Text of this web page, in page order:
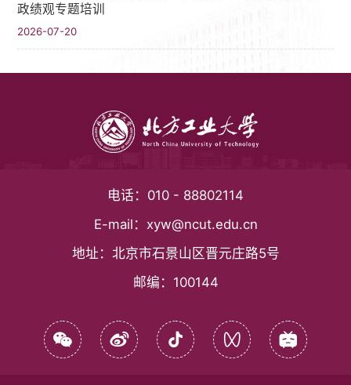
政绩观专题培训
2026-07-20
电话： 010 - 88802114
E-mail： xyw@ncut.edu.cn
地址： 北京市石景山区晋元庄路5号
邮编： 100144